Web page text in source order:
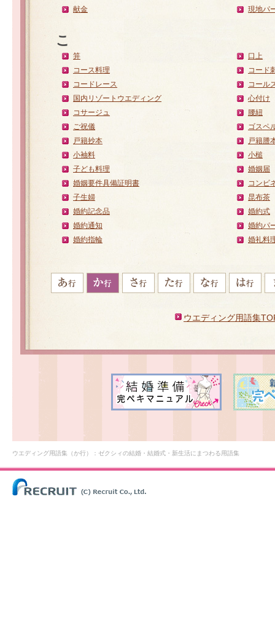
献金
現地パ
こ
笄
口上
コース料理
コード
コードレース
コール
国内リゾートウエディング
心付け
コサージュ
腰紐
ご祝儀
ゴスペ
戸籍抄本
戸籍謄
小袖料
小槌
子ども料理
婚姻届
婚姻要件具備証明書
コンビ
子生婦
昆布茶
婚約記念品
婚約式
婚約通知
婚約パ
婚約指輪
婚礼料
ウエディング用語集
ウエディング用語集（か行）：ゼクシィの結婚・結婚式・新生活にまつわる用語集